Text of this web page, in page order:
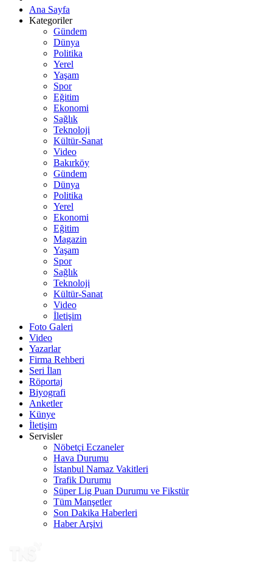
Ana Sayfa
Kategoriler
Gündem
Dünya
Politika
Yerel
Yaşam
Spor
Eğitim
Ekonomi
Sağlık
Teknoloji
Kültür-Sanat
Video
Bakırköy
Gündem
Dünya
Politika
Yerel
Ekonomi
Eğitim
Magazin
Yaşam
Spor
Sağlık
Teknoloji
Kültür-Sanat
Video
İletişim
Foto Galeri
Video
Yazarlar
Firma Rehberi
Seri İlan
Röportaj
Biyografi
Anketler
Künye
İletişim
Servisler
Nöbetçi Eczaneler
Hava Durumu
İstanbul Namaz Vakitleri
Trafik Durumu
Süper Lig Puan Durumu ve Fikstür
Tüm Manşetler
Son Dakika Haberleri
Haber Arşivi